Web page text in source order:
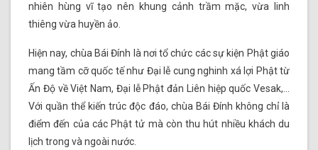
nhiên hùng vĩ tạo nên khung cảnh trầm mặc, vừa linh
thiêng vừa huyền ảo.
Hiện nay, chùa Bái Đính là nơi tổ chức các sự kiện Phật giáo
mang tầm cỡ quốc tế như Đại lễ cung nghinh xá lợi Phật từ
Ấn Độ về Việt Nam, Đại lễ Phật đản Liên hiệp quốc Vesak,…
Với quần thể kiến trúc độc đáo, chùa Bái Đính không chỉ là
điểm đến của các Phật tử mà còn thu hút nhiều khách du
lịch trong và ngoài nước.